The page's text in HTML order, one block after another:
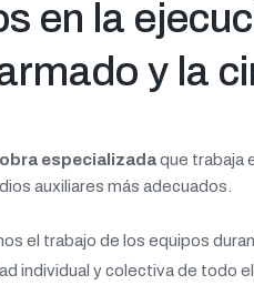
en la
y la
especializadaque trabaja
auxiliares más adecuados.
el trabajo de los equipos
individual y colectiva de todo